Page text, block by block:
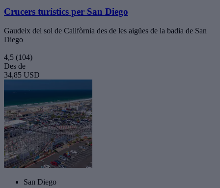
Crucers turístics per San Diego
Gaudeix del sol de Califòrnia des de les aigües de la badia de San
Diego
4,5 (104)
Des de
34,85 USD
San Diego